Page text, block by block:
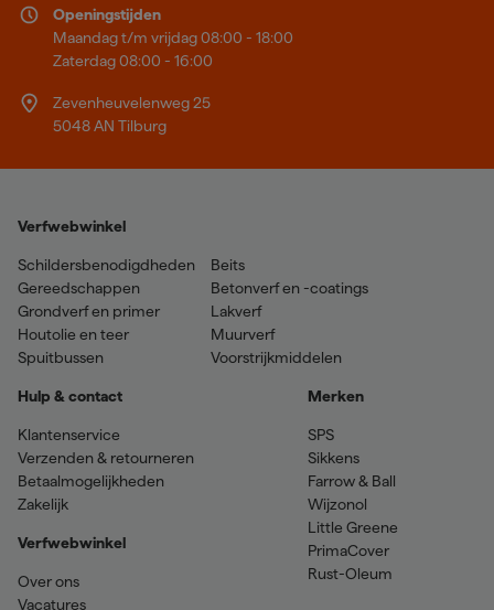
Openingstijden
Maandag t/m vrijdag 08:00 - 18:00
Zaterdag 08:00 - 16:00
Zevenheuvelenweg 25
5048 AN Tilburg
Verfwebwinkel
Schildersbenodigdheden
Gereedschappen
Grondverf en primer
Houtolie en teer
Spuitbussen
Beits
Betonverf en -coatings
Lakverf
Muurverf
Voorstrijkmiddelen
Hulp & contact
Klantenservice
Verzenden & retourneren
Betaalmogelijkheden
Zakelijk
Verfwebwinkel
Over ons
Vacatures
Merken
SPS
Sikkens
Farrow & Ball
Wijzonol
Little Greene
PrimaCover
Rust-Oleum